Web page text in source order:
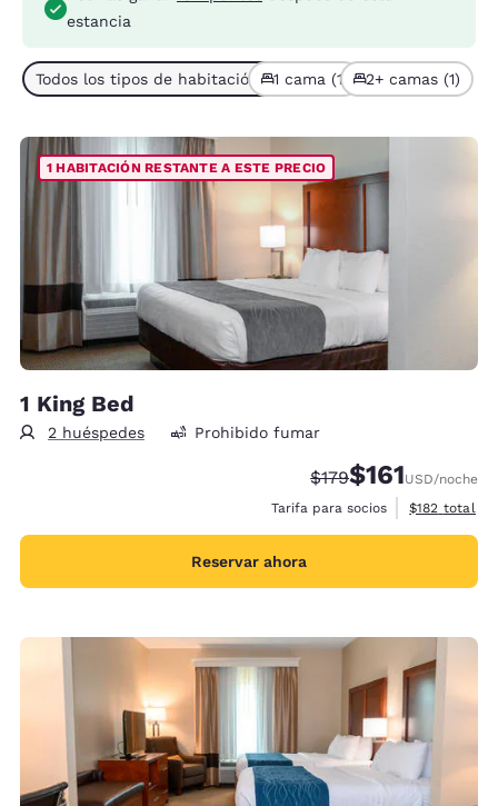
estancia
Todos los tipos de habitación (2)1 cama (1) 2+ camas (1)
1 HABITACIÓN RESTANTE A ESTE PRECIO
1 King Bed
2 huéspedes Prohibido fumar
Precio tachado:
$179Precio con
$161USD/noche
Tarifa para socios
Ver detalles
$182 total
Reservar ahora